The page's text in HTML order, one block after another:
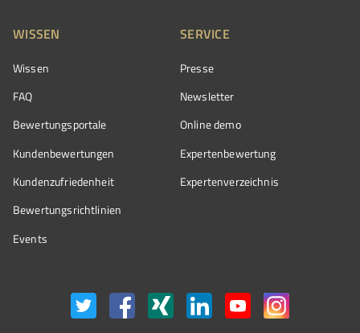
WISSEN
Wissen
FAQ
Bewertungsportale
Kundenbewertungen
Kundenzufriedenheit
Bewertungs­richtlinien
Events
SERVICE
Presse
Newsletter
Online demo
Expertenbewertung
Expertenverzeichnis